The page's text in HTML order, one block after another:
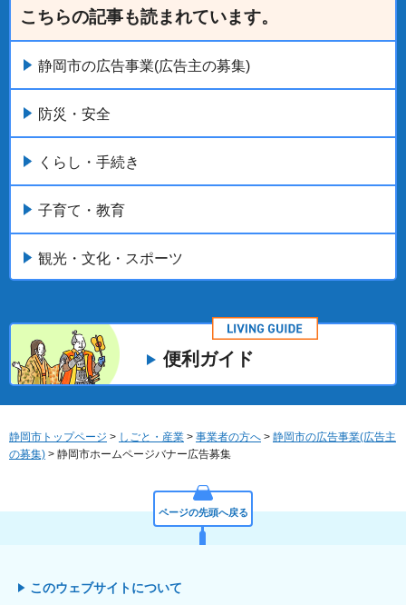
こちらの記事も読まれています。
静岡市の広告事業(広告主の募集)
防災・安全
くらし・手続き
子育て・教育
観光・文化・スポーツ
便利ガイド
静岡市トップページ > しごと・産業 > 事業者の方へ > 静岡市の広告事業(広告主
の募集) > 静岡市ホームページバナー広告募集
ページの先頭へ戻る
このウェブサイトについて